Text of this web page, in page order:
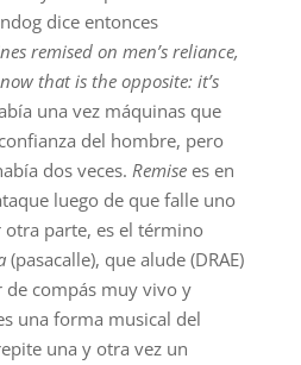
dice entonces
remised on men’s reliance,
that is the opposite: it’s
una vez máquinas que
del hombre, pero
dos veces. Remisees en
luego de que falle uno
otra parte, es el término
(pasacalle), que alude (DRAE)
compás muy vivo y
una forma musical del
una y otra vez un